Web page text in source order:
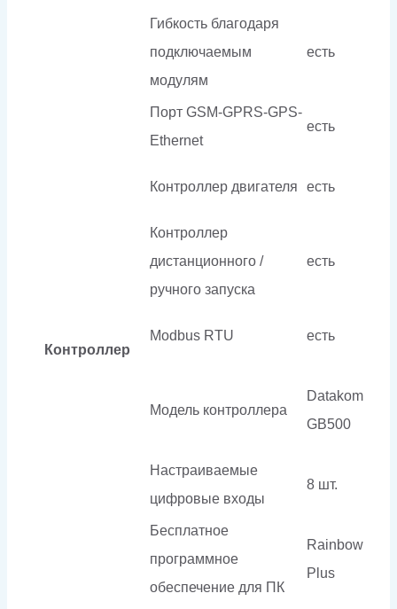
Контроллер
Гибкость благодаря
подключаемым
модулям
есть
Порт GSM-GPRS-GPS-
Ethernet
есть
Контроллер двигателя есть
Контроллер
дистанционного /
ручного запуска
есть
Modbus RTU есть
Модель контроллера
Datakom
GB500
Настраиваемые
цифровые входы
8 шт.
Бесплатное
программное
обеспечение для ПК
Rainbow
Plus